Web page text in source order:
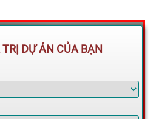
DỰ ÁN CỦA BẠN